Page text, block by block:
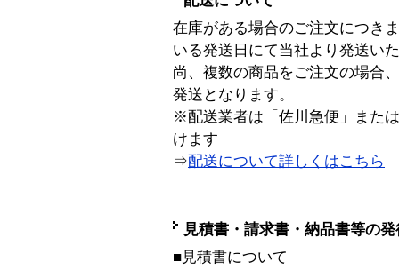
在庫がある場合のご注文につき
いる発送日にて当社より発送い
尚、複数の商品をご注文の場合
発送となります。
※配送業者は「佐川急便」また
けます
⇒配送について詳しくはこちら
見積書・請求書・納品書等の
■見積書について